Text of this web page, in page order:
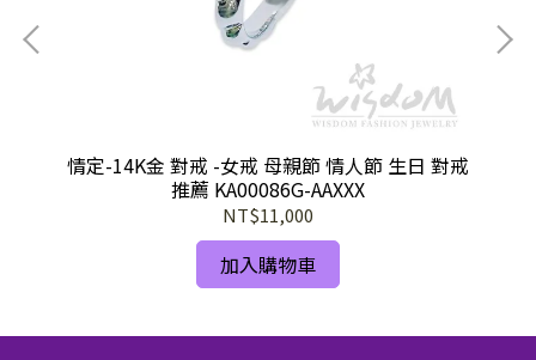
情定-14K金 對戒 -女戒 母親節 情人節 生日 對戒
推薦 KA00086G-AAXXX
NT$11,000
加入購物車